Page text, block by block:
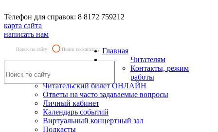
Телефон для справок: 8 8172 759212
карта сайта
написать нам
Поиск по сайту Поиск по каталогу Главная
Читателям
Контакты, режим
работы
Читательский билет ОНЛАЙН
Ответы на часто задаваемые вопросы
Личный кабинет
Календарь событий
Виртуальный концертный зал
Подкасты